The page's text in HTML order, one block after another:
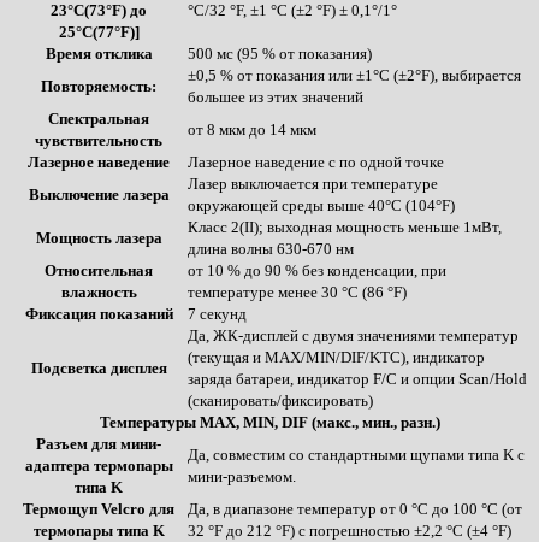
23°C(73°F) до
25°C(77°F)]
°C/32 °F, ±1 °C (±2 °F) ± 0,1°/1°
Время отклика
500 мс (95 % от показания)
Повторяемость:
±0,5 % от показания или ±1°C (±2°F), выбирается
большее из этих значений
Спектральная
чувствительность
от 8 мкм до 14 мкм
Лазерное наведение
Лазерное наведение с по одной точке
Выключение лазера
Лазер выключается при температуре
окружающей среды выше 40°C (104°F)
Мощность лазера
Класс 2(II); выходная мощность меньше 1мВт,
длина волны 630-670 нм
Относительная
влажность
от 10 % до 90 % без конденсации, при
температуре менее 30 °C (86 °F)
Фиксация показаний
7 секунд
Подсветка дисплея
Да, ЖК-дисплей с двумя значениями температур
(текущая и MAX/MIN/DIF/KTC), индикатор
заряда батареи, индикатор F/C и опции Scan/Hold
(сканировать/фиксировать)
Температуры MAX, MIN, DIF (макс., мин., разн.)
Разъем для мини-
адаптера термопары
типа K
Да, совместим со стандартными щупами типа K с
мини-разъемом.
Термощуп Velcro для
термопары типа K
Да, в диапазоне температур от 0 °C до 100 °C (от
32 °F до 212 °F) с погрешностью ±2,2 °C (±4 °F)